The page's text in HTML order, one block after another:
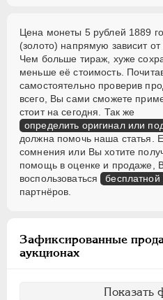
Цена монеты 5 рублей 1889
(золото) напрямую зависит
Чем больше тираж, хуже
меньше её стоимость.
самостоятельно проверив
всего, Вы сами сможете
стоит на сегодня. Так же
определить оригинал или
должна помочь наша статья.
сомнения или Вы хотите
помощь в оценке и продаже,
воспользоваться
партнёров.
Зафиксированные
аукционах
Показать